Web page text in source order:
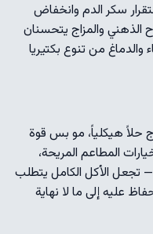
سكر الدم وانخفاض
الذهني والمزاج يتحسنان
من تنوع بكتيريا
حلاً هيكلياً، مو بس قوة
المطاعم المريحة،
تجعل الأكل الكامل يتطلب
عليه إلى ما لا نهاية